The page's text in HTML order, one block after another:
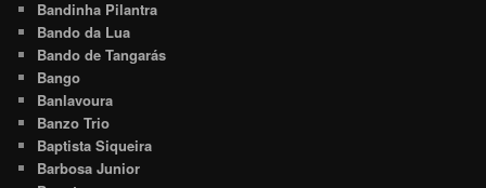
Bandinha Pilantra
Bando da Lua
Bando de Tangarás
Bango
Banlavoura
Banzo Trio
Baptista Siqueira
Barbosa Junior